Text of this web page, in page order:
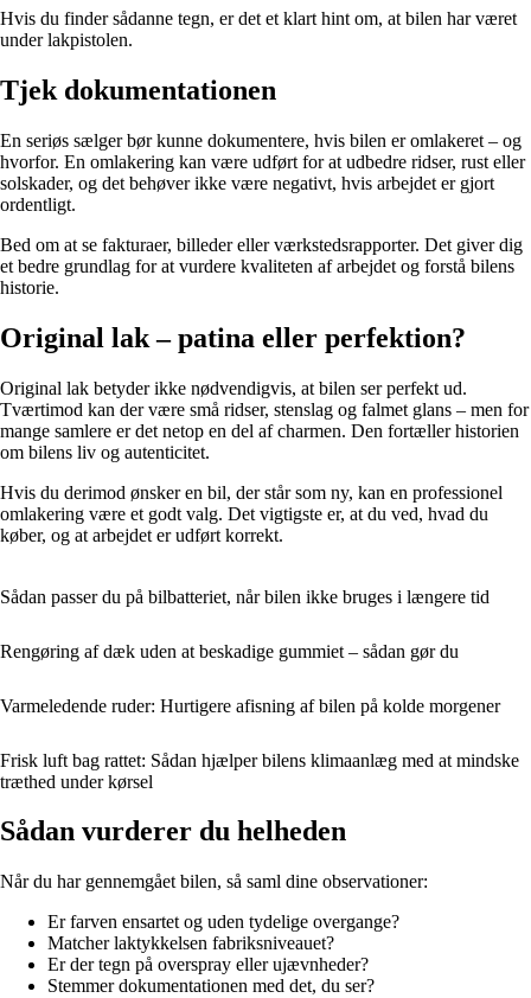
Hvis du finder sådanne tegn, er det et klart hint om, at bilen har været
under lakpistolen.
Tjek dokumentationen
En seriøs sælger bør kunne dokumentere, hvis bilen er omlakeret – og
hvorfor. En omlakering kan være udført for at udbedre ridser, rust eller
solskader, og det behøver ikke være negativt, hvis arbejdet er gjort
ordentligt.
Bed om at se fakturaer, billeder eller værkstedsrapporter. Det giver dig
et bedre grundlag for at vurdere kvaliteten af arbejdet og forstå bilens
historie.
Original lak – patina eller perfektion?
Original lak betyder ikke nødvendigvis, at bilen ser perfekt ud.
Tværtimod kan der være små ridser, stenslag og falmet glans – men for
mange samlere er det netop en del af charmen. Den fortæller historien
om bilens liv og autenticitet.
Hvis du derimod ønsker en bil, der står som ny, kan en professionel
omlakering være et godt valg. Det vigtigste er, at du ved, hvad du
køber, og at arbejdet er udført korrekt.
Sådan passer du på bilbatteriet, når bilen ikke bruges i længere tid
Rengøring af dæk uden at beskadige gummiet – sådan gør du
Varmeledende ruder: Hurtigere afisning af bilen på kolde morgener
Frisk luft bag rattet: Sådan hjælper bilens klimaanlæg med at mindske
træthed under kørsel
Sådan vurderer du helheden
Når du har gennemgået bilen, så saml dine observationer:
Er farven ensartet og uden tydelige overgange?
Matcher laktykkelsen fabriksniveauet?
Er der tegn på overspray eller ujævnheder?
Stemmer dokumentationen med det, du ser?